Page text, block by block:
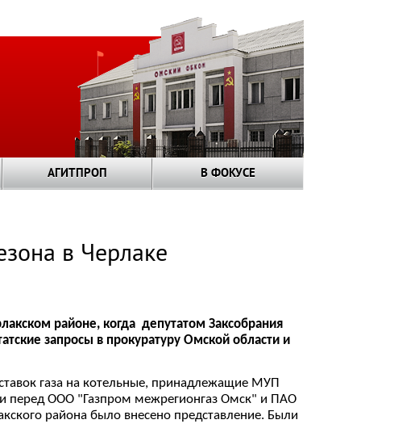
АГИТПРОП В ФОКУСЕ
в Черлаке
районе, когда депутатом Заксобрания
запросы в прокуратуру Омской области и
газа на котельные, принадлежащие МУП
перед ООО "Газпром межрегионгаз Омск" и ПАО
района было внесено представление. Были